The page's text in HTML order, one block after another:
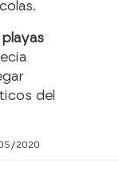
playas
del
2020